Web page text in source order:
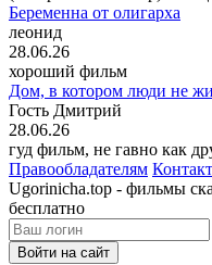
Беременна от олигарха
леонид
28.06.26
хороший фильм
Дом, в котором люди не
Гость Дмитрий
28.06.26
гуд фильм, не гавно как
Правообладателям
Ugorinicha.top - фильмы
бесплатно
Войти на сайт